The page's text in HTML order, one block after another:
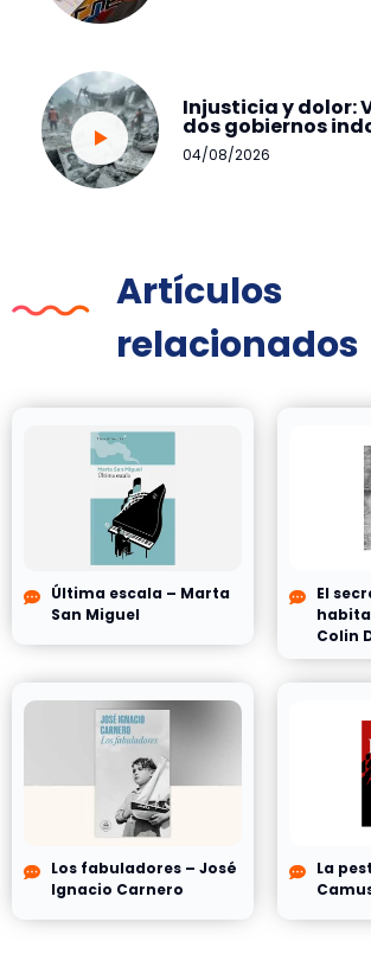
Injusticia y dolor:
dos gobiernos
04/08/2026
Artículos
relacionados
Última escala – Marta
San Miguel
El
Colin
Los fabuladores – José
Ignacio Carnero
La